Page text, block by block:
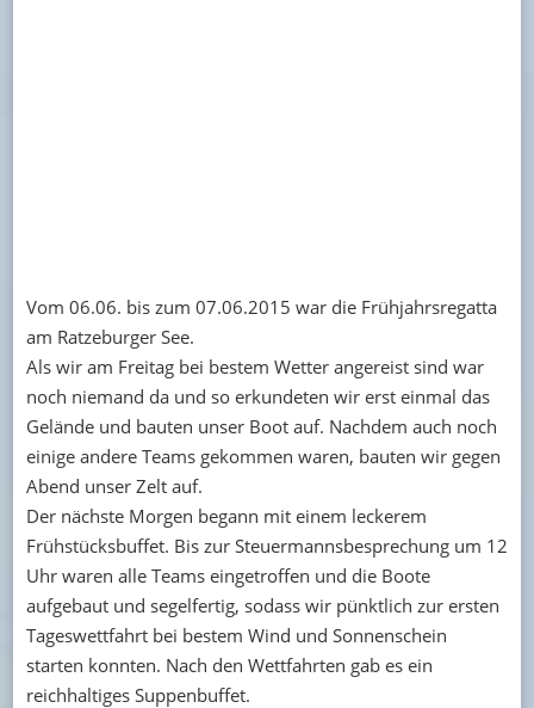
Vom 06.06. bis zum 07.06.2015 war die Frühjahrsregatta
am Ratzeburger See.
Als wir am Freitag bei bestem Wetter angereist sind war
noch niemand da und so erkundeten wir erst einmal das
Gelände und bauten unser Boot auf. Nachdem auch noch
einige andere Teams gekommen waren, bauten wir gegen
Abend unser Zelt auf.
Der nächste Morgen begann mit einem leckerem
Frühstücksbuffet. Bis zur Steuermannsbesprechung um 12
Uhr waren alle Teams eingetroffen und die Boote
aufgebaut und segelfertig, sodass wir pünktlich zur ersten
Tageswettfahrt bei bestem Wind und Sonnenschein
starten konnten. Nach den Wettfahrten gab es ein
reichhaltiges Suppenbuffet.